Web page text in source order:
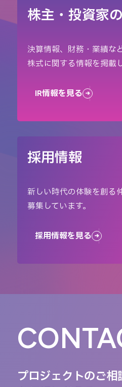
株主・投資家
決算情報、財務・業績な
株式に関する情報を掲載
IR情報を見る
採用情報
新しい時代の体験を創る
募集しています。
採用情報を見る
プロジェクトのご相